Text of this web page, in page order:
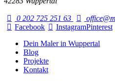
0 202 725 251 63
Facebook
InstagramPinterest
Dein Maler in Wuppertal
Blog
Projekte
Kontakt